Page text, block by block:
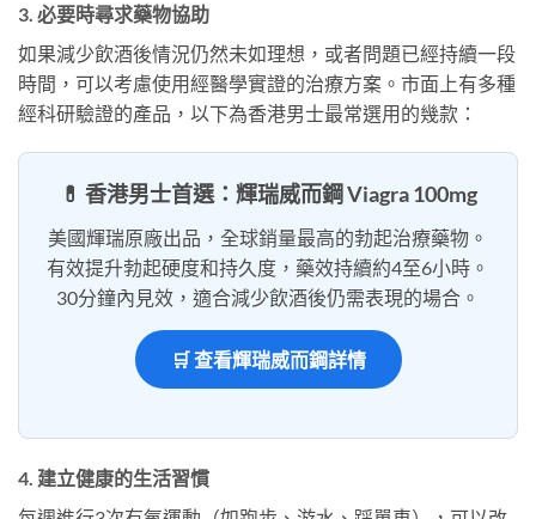
3. 必要時尋求藥物協助
如果減少飲酒後情況仍然未如理想，或者問題已經持續一段
時間，可以考慮使用經醫學實證的治療方案。市面上有多種
經科研驗證的產品，以下為香港男士最常選用的幾款：
💊 香港男士首選：輝瑞威而鋼 Viagra 100mg
美國輝瑞原廠出品，全球銷量最高的勃起治療藥物。
有效提升勃起硬度和持久度，藥效持續約4至6小時。
30分鐘內見效，適合減少飲酒後仍需表現的場合。
🛒 查看輝瑞威而鋼詳情
4. 建立健康的生活習慣